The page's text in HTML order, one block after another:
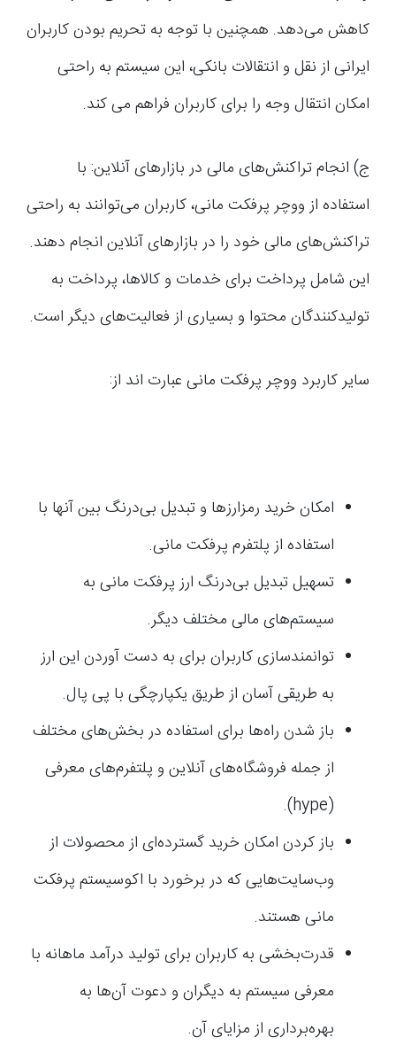
کاهش می‌دهد. همچنین با توجه به تحریم بودن کاربران
ایرانی از نقل و انتقالات بانکی، این سیستم به راحتی
امکان انتقال وجه را برای کاربران فراهم می کند.
ج) انجام تراکنش‌های مالی در بازارهای آنلاین: با
استفاده از ووچر پرفکت مانی، کاربران می‌توانند به راحتی
تراکنش‌های مالی خود را در بازارهای آنلاین انجام دهند.
این شامل پرداخت برای خدمات و کالاها، پرداخت به
تولیدکنندگان محتوا و بسیاری از فعالیت‌های دیگر است.
سایر کاربرد ووچر پرفکت مانی عبارت اند از:
امکان خرید رمزارزها و تبدیل بی‌درنگ بین آنها با
استفاده از پلتفرم پرفکت مانی.
تسهیل تبدیل بی‌درنگ ارز پرفکت مانی به
سیستم‌های مالی مختلف دیگر.
توانمندسازی کاربران برای به دست آوردن این ارز
به طریقی آسان از طریق یکپارچگی با پی پال.
باز شدن راه‌ها برای استفاده در بخش‌های مختلف
از جمله فروشگاه‌های آنلاین و پلتفرم‌های معرفی
(hype).
باز کردن امکان خرید گسترده‌ای از محصولات از
وب‌سایت‌هایی که در برخورد با اکوسیستم پرفکت
مانی هستند.
قدرت‌بخشی به کاربران برای تولید درآمد ماهانه با
معرفی سیستم به دیگران و دعوت آن‌ها به
بهره‌برداری از مزایای آن.